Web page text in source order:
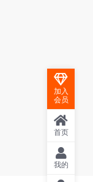
加入
会员
首页
我的